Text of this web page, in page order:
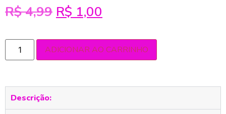
R$4,99 R$ 1,00
ADICIONAR AO CARRINHO
Descrição: